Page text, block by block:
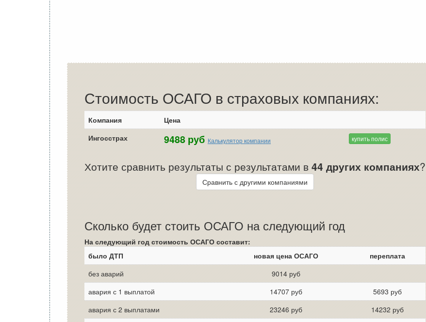
Стоимость ОСАГО в страховых компаниях:
Компания
Цена
Ингосстрах
9488 руб Калькулятор компании купить полис
Хотите сравнить результаты с результатами в44 других компаниях?
Сравнить с другими компаниями
Сколько будет стоить ОСАГО на следующий год
На следующий год стоимость ОСАГО составит:
было ДТП
новая цена ОСАГО
переплата
без аварий
9014 руб
авария с 1 выплатой
14707 руб
5693 руб
авария с 2 выплатами
23246 руб
14232 руб